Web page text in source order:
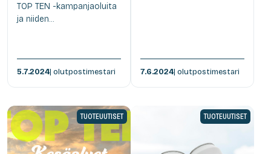
TOP TEN -kampanjaoluita
ja niiden...
5.7.2024| olutpostimestari 7.6.2024| olutpostimestari
TUOTEUUTISET TUOTEUUTISET